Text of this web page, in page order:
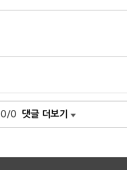
0/0 댓글 더보기